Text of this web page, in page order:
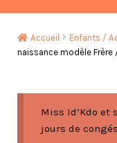
Accueil Enfants /
naissance modèle Frère
Miss Id’Kdo et
jours de